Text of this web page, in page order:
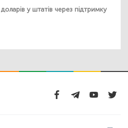
у штатів через підтримку